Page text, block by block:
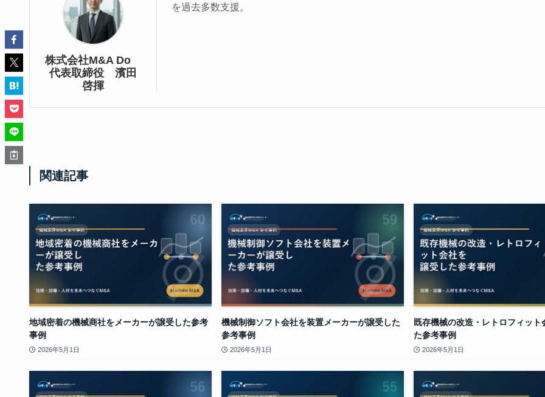
株式会社M&A Do
代表取締役 濱田
啓揮
を過去多数支援。
関連記事
地域密着の機械商社をメーカーが譲受した参考
事例
2026年5月1日
機械制御ソフト会社を装置メーカーが譲受した
参考事例
2026年5月1日
既存機械の改造・レトロフィット
た参考事例
2026年5月1日